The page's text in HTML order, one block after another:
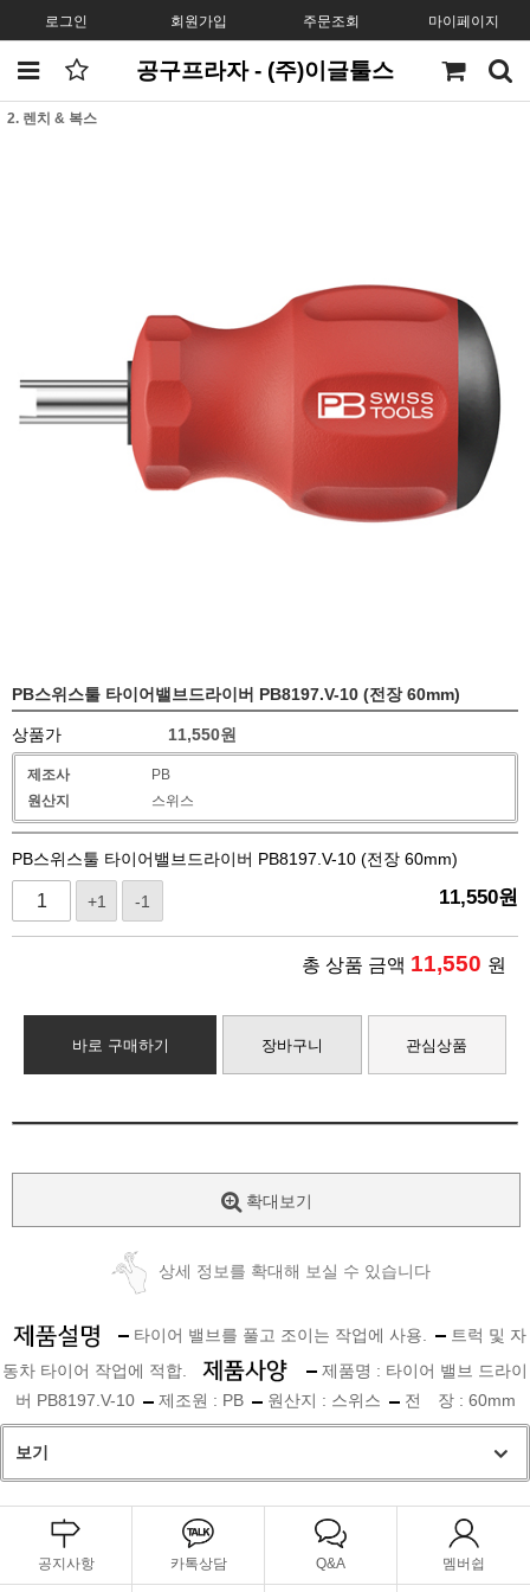
로그인 회원가입 주문조회 마이페이지
공구프라자 - (주)이글툴스
2. 렌치 & 복스
PB스위스툴 타이어밸브드라이버 PB8197.V-10 (전장 60mm)
상품가 11,550원
제조사
PB
원산지
스위스
PB스위스툴 타이어밸브드라이버 PB8197.V-10 (전장 60mm)
+1 -1 11,550원
총 상품 금액 11,550 원
바로 구매하기 장바구니 관심상품
확대보기
상세 정보를 확대해 보실 수 있습니다
타이어 밸브를 풀고 조이는 작업에 사용.
트럭 및 자
동차 타이어 작업에 적합.
제품명 : 타이어 밸브 드라이
버 PB8197.V-10
제조원 : PB 원산지 : 스위스 전 장 : 60mm
보기
공지사항 카톡상담 Q&A 멤버쉽